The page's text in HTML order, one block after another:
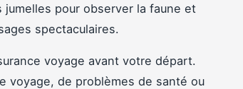
pour observer la faune et
spectaculaires.
voyage avant votre départ.
voyage, de problèmes de santé ou